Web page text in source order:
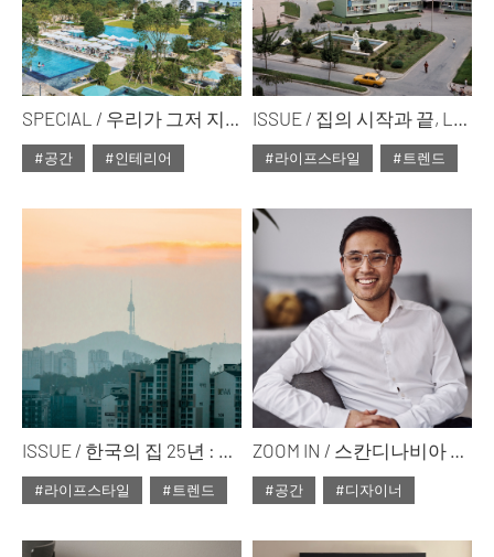
SPECIAL / 우리가 그저 지나친 바이오필릭 공간의 가치
#공간
#인테리어
ISSUE / 집의 시작과 끝, LH와 함께
#라이프스타일
#트렌드
#ISSUE300
ISSUE / 한국의 집 25년 : 변화하는 주거 문화의 여정
#라이프스타일
#트렌드
ZOOM IN / 스칸디나비아 디자인의 새로운 가능성 ①
#공간
#디자이너